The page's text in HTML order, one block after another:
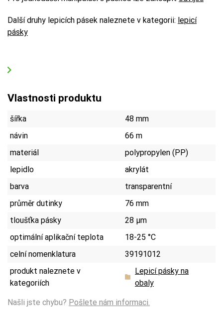
Další druhy lepicích pásek naleznete v kategorii: lepicí
pásky
Vlastnosti produktu
šířka
48 mm
návin
66 m
materiál
polypropylen (PP)
lepidlo
akrylát
barva
transparentní
průměr dutinky
76 mm
tloušťka pásky
28 µm
optimální aplikační teplota
18-25 °C
celní nomenklatura
39191012
produkt naleznete v
kategoriích
Lepicí pásky na
obaly
Našli jste chybu? Pošlete nám informaci.